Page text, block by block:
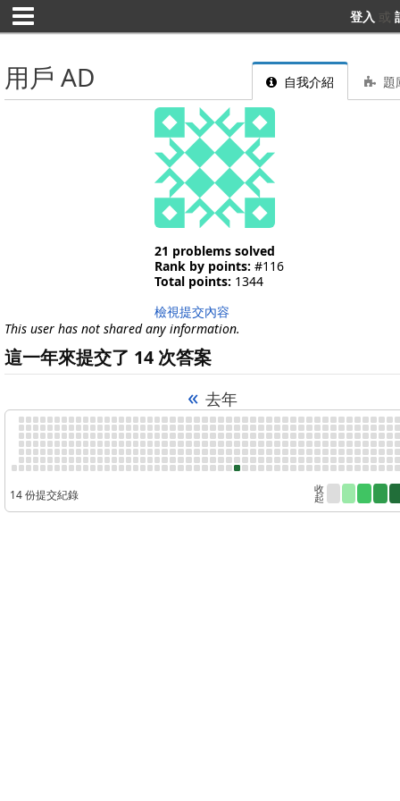
登入 或
用戶 AD 自我介紹 題
21 problems solved
Rank by points: #116
Total points: 1344
檢視提交內容
This user has not shared any information.
這一年來提交了 14 次答案
« 去年
14 份提交紀錄 收
起